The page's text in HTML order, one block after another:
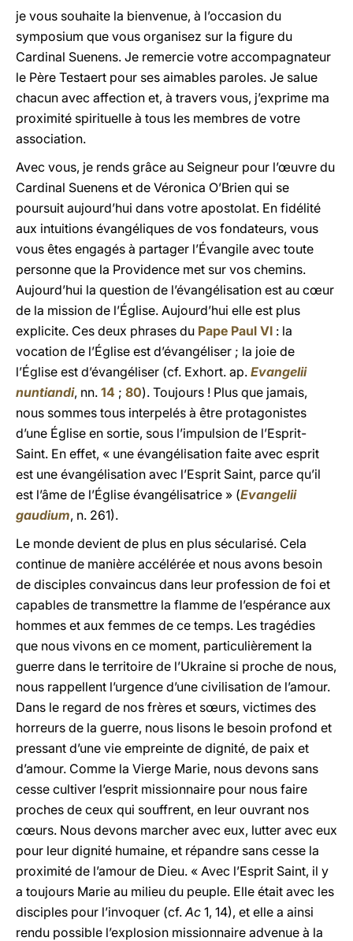
je vous souhaite la bienvenue, à l’occasion du
symposium que vous organisez sur la figure du
Cardinal Suenens. Je remercie votre accompagnateur
le Père Testaert pour ses aimables paroles. Je salue
chacun avec affection et, à travers vous, j’exprime ma
proximité spirituelle à tous les membres de votre
association.
Avec vous, je rends grâce au Seigneur pour l’œuvre du
Cardinal Suenens et de Véronica O’Brien qui se
poursuit aujourd’hui dans votre apostolat. En fidélité
aux intuitions évangéliques de vos fondateurs, vous
vous êtes engagés à partager l’Évangile avec toute
personne que la Providence met sur vos chemins.
Aujourd’hui la question de l’évangélisation est au cœur
de la mission de l’Église. Aujourd’hui elle est plus
explicite. Ces deux phrases du Pape Paul VI : la
vocation de l’Église est d’évangéliser ; la joie de
l’Église est d’évangéliser (cf. Exhort. ap. Evangelii
nuntiandi, nn. 14 ; 80). Toujours ! Plus que jamais,
nous sommes tous interpelés à être protagonistes
d’une Église en sortie, sous l’impulsion de l’Esprit-
Saint. En effet, « une évangélisation faite avec esprit
est une évangélisation avec l’Esprit Saint, parce qu’il
est l’âme de l’Église évangélisatrice » (Evangelii
gaudium, n. 261).
Le monde devient de plus en plus sécularisé. Cela
continue de manière accélérée et nous avons besoin
de disciples convaincus dans leur profession de foi et
capables de transmettre la flamme de l’espérance aux
hommes et aux femmes de ce temps. Les tragédies
que nous vivons en ce moment, particulièrement la
guerre dans le territoire de l’Ukraine si proche de nous,
nous rappellent l’urgence d’une civilisation de l’amour.
Dans le regard de nos frères et sœurs, victimes des
horreurs de la guerre, nous lisons le besoin profond et
pressant d’une vie empreinte de dignité, de paix et
d’amour. Comme la Vierge Marie, nous devons sans
cesse cultiver l’esprit missionnaire pour nous faire
proches de ceux qui souffrent, en leur ouvrant nos
cœurs. Nous devons marcher avec eux, lutter avec eux
pour leur dignité humaine, et répandre sans cesse la
proximité de l’amour de Dieu. « Avec l’Esprit Saint, il y
a toujours Marie au milieu du peuple. Elle était avec les
disciples pour l’invoquer (cf.Ac 1, 14), et elle a ainsi
rendu possible l’explosion missionnaire advenue à la